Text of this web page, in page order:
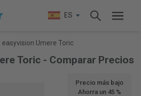
ES
easyvision Umere Toric
Toric - Comparar Precios
Precio más bajo
Ahorra un 45 %